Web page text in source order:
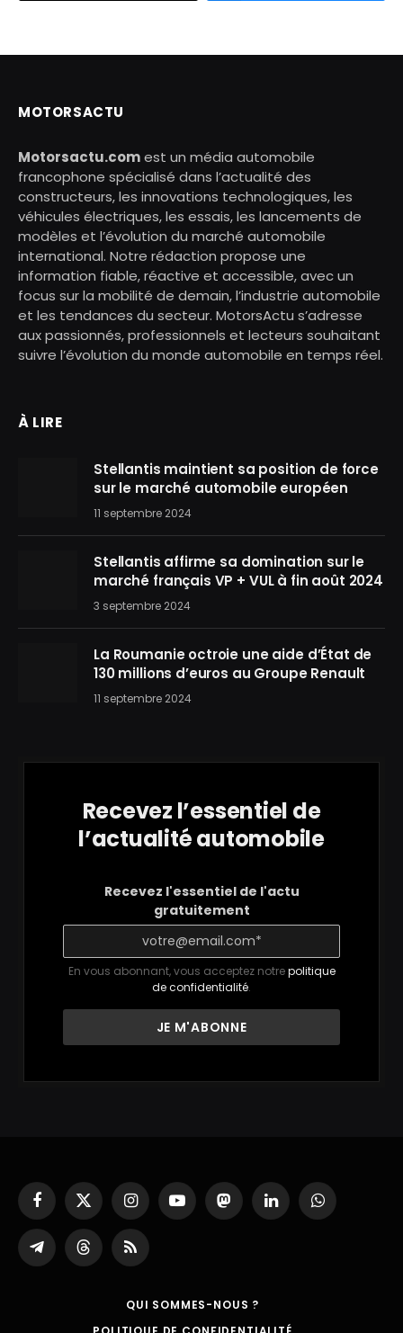
MOTORSACTU
Motorsactu.comest un média automobile
francophone spécialisé dans l’actualité des
constructeurs, les innovations technologiques, les
véhicules électriques, les essais, les lancements de
modèles et l’évolution du marché automobile
international. Notre rédaction propose une
information fiable, réactive et accessible, avec un
focus sur la mobilité de demain, l’industrie automobile
et les tendances du secteur. MotorsActu s’adresse
aux passionnés, professionnels et lecteurs souhaitant
suivre l’évolution du monde automobile en temps réel.
À LIRE
Stellantis maintient sa position de force
sur le marché automobile européen
11 septembre 2024
Stellantis affirme sa domination sur le
marché français VP + VUL à fin août 2024
3 septembre 2024
La Roumanie octroie une aide d’État de
130 millions d’euros au Groupe Renault
11 septembre 2024
Recevez l’essentiel de
l’actualité automobile
Recevez l'essentiel de l'actu
gratuitement
En vous abonnant, vous acceptez notrepolitique
de confidentialité.
Facebook
X
(Twitter)
InstagramYouTubeMastodonLinkedInWhatsApp
Partager
sur
ThreadsRSS
QUI SOMMES-NOUS ?